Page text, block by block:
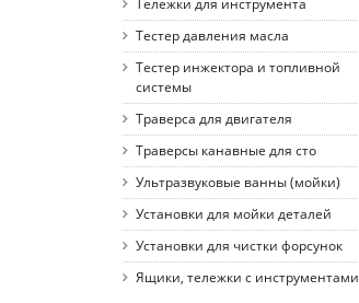
Тележки для инструмента
Тестер давления масла
Тестер инжектора и топливной
системы
Траверса для двигателя
Траверсы канавные для сто
Ультразвуковые ванны (мойки)
Установки для мойки деталей
Установки для чистки форсунок
Ящики, тележки с инструментами